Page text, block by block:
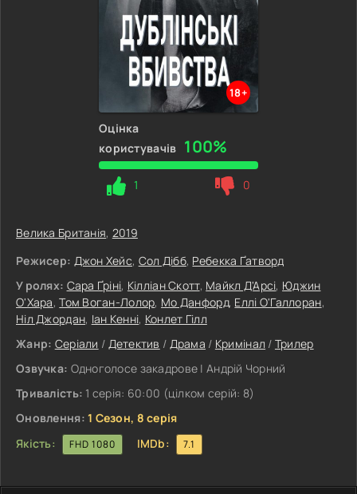
18+
Оцінка
користувачів 100%
1 0
Велика Британія, 2019
Режисер: Джон Хейс, Сол Дібб, Ребекка Ґатворд
У ролях: Сара Ґріні, Кілліан Скотт, Майкл Д'Арсі, Юджин
О'Хара,Том Воган-Лолор, Мо Данфорд, Еллі О'Галлоран,
Ніл Джордан, Іан Кенні, Конлет Гілл
Жанр: Серіали / Детектив / Драма / Кримінал / Трилер
Озвучка: Одноголосе закадрове | Андрій Чорний
Тривалість: 1 серія: 60:00 (цілком серій: 8)
Оновлення: 1 Сезон, 8 серія
Якість:
FHD 1080 IMDb: 7.1